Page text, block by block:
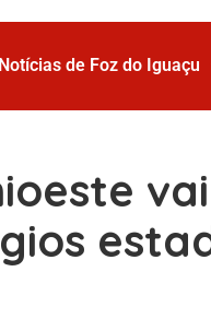
Notícias de Foz do Iguaçu